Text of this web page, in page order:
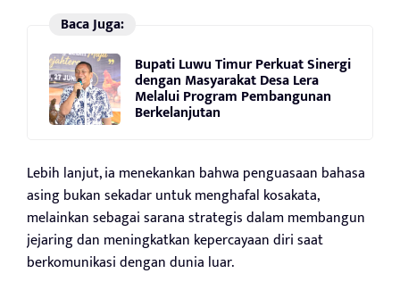
Baca Juga:
Bupati Luwu Timur Perkuat Sinergi
dengan Masyarakat Desa Lera
Melalui Program Pembangunan
Berkelanjutan
Lebih lanjut, ia menekankan bahwa penguasaan bahasa
asing bukan sekadar untuk menghafal kosakata,
melainkan sebagai sarana strategis dalam membangun
jejaring dan meningkatkan kepercayaan diri saat
berkomunikasi dengan dunia luar.